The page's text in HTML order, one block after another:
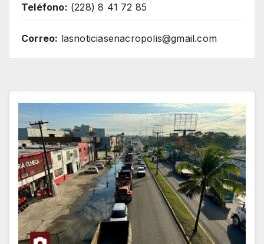
Teléfono: (228) 8 41 72 85
Correo: lasnoticiasenacropolis@gmail.com